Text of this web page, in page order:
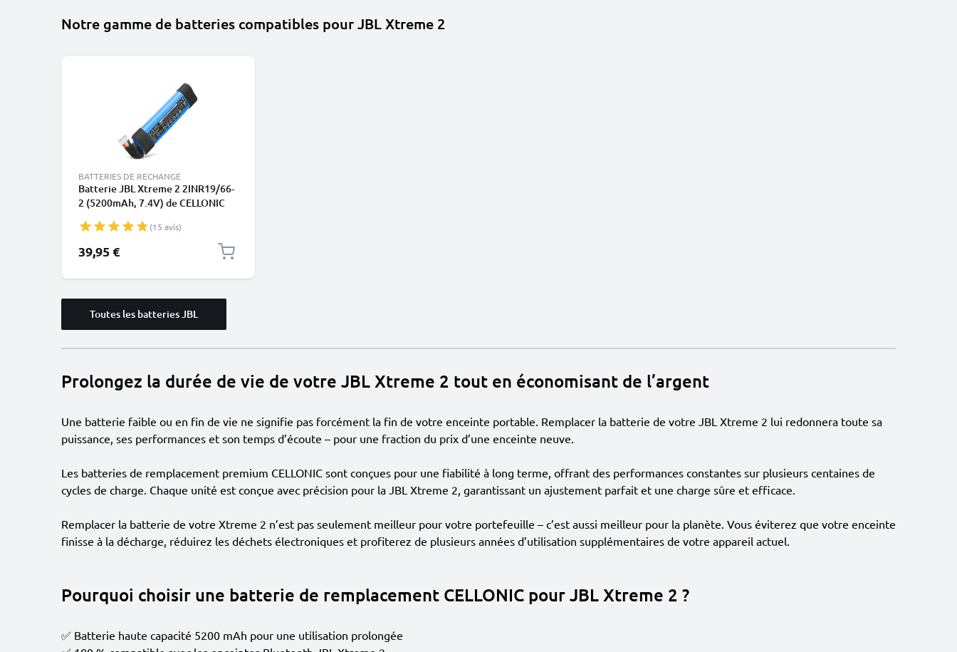
Notre gamme de batteries compatibles pour JBL Xtreme 2
BATTERIES DE RECHANGE
Batterie JBL Xtreme 2 2INR19/66-
2 (5200mAh, 7.4V) de CELLONIC
(15 avis)
39,95 €
Toutes les batteries JBL
Prolongez la durée de vie de votre JBL Xtreme 2 tout en économisant de l’argent
Une batterie faible ou en fin de vie ne signifie pas forcément la fin de votre enceinte portable. Remplacer la batterie de votre JBL Xtreme 2 lui redonnera toute sa
puissance, ses performances et son temps d’écoute – pour une fraction du prix d’une enceinte neuve.
Les batteries de remplacement premium CELLONIC sont conçues pour une fiabilité à long terme, offrant des performances constantes sur plusieurs centaines de
cycles de charge. Chaque unité est conçue avec précision pour la JBL Xtreme 2, garantissant un ajustement parfait et une charge sûre et efficace.
Remplacer la batterie de votre Xtreme 2 n’est pas seulement meilleur pour votre portefeuille – c’est aussi meilleur pour la planète. Vous éviterez que votre enceinte
finisse à la décharge, réduirez les déchets électroniques et profiterez de plusieurs années d’utilisation supplémentaires de votre appareil actuel.
Pourquoi choisir une batterie de remplacement CELLONIC pour JBL Xtreme 2 ?
✅ Batterie haute capacité 5200 mAh pour une utilisation prolongée